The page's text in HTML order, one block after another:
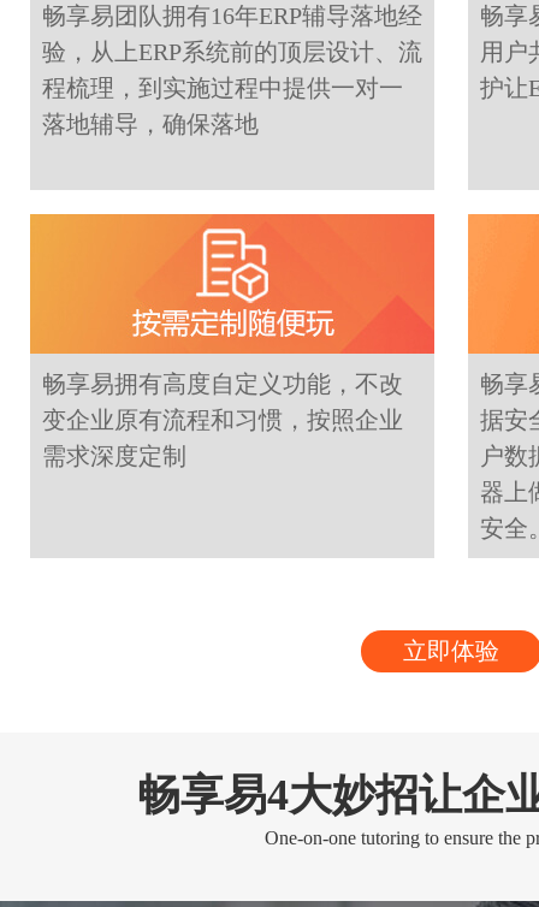
畅享易团队拥有16年ERP辅导落地经
验，从上ERP系统前的顶层设计、流
程梳理，到实施过程中提供一对一
落地辅导，确保落地
畅享
用户
护让
畅享易拥有高度自定义功能，不改
变企业原有流程和习惯，按照企业
需求深度定制
畅享
据安
户数
器上
安全
立即体验
畅享易4大妙招让企
One-on-one tutoring to ensure the